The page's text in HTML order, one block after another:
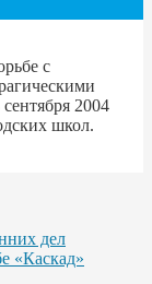
с
2004
школ.
дел
«Каскад»